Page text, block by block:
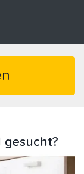
gesucht?